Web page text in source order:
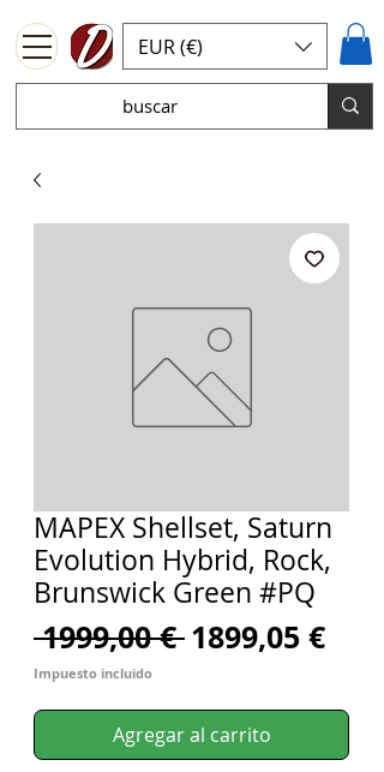
EUR (€)
MAPEX Shellset, Saturn
Evolution Hybrid, Rock,
Brunswick Green #PQ
1999,00 € Precio
1899,05 €
Impuesto incluido
Agregar al carrito